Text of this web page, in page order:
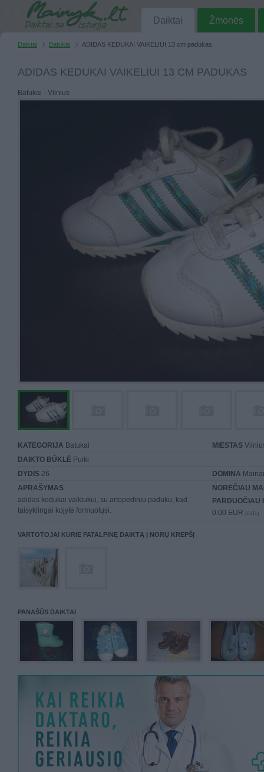
Daiktai Žmonės
Daiktai Batukai ADIDAS KEDUKAI VAIKELIUI 13 cm padukas
ADIDAS KEDUKAI VAIKELIUI 13 CM PADUKAS
Batukai - Vilnius
KATEGORIJA Batukai MIESTAS
DAIKTO BŪKLĖ Puiki
DYDIS 26 DOMINA
APRAŠYMAS
adidas kedukai vaikiukui, su artopediniu paduku, kad
taisyklingai kojytė formuotųsi.
NORĖČIAU
PARDUOČIAU
0.00 EUR (0 LTL)
VARTOTOJAI KURIE PATALPINĘ DAIKTĄ Į NORŲ KREPŠĮ
PANAŠŪS DAIKTAI